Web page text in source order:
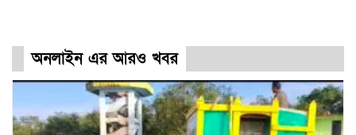
অনলাইন এর আরও খবর